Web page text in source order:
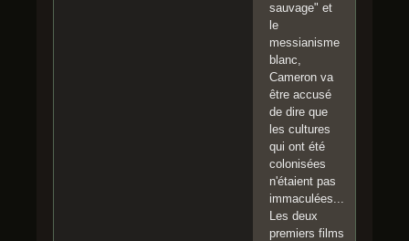
sauvage" et
le
messianisme
blanc,
Cameron va
être accusé
de dire que
les cultures
qui ont été
colonisées
n'étaient pas
immaculées...
Les deux
premiers films